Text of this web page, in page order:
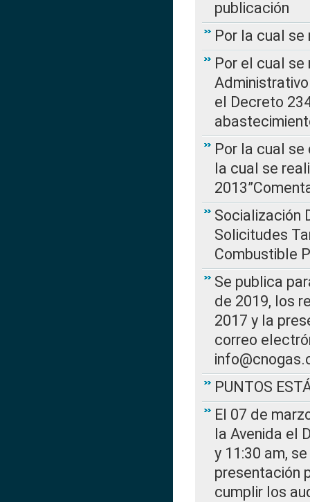
publicación
Por la cual se
Por el cual
el Decreto
Por la cual se
la cual se
Socialización
Solicitudes
Combustible
Se publica
de 2019, los
2017 y la
correo
PUNTOS
El 07 de
la Avenida el
y 11:30 am,
presentación
cumplir los